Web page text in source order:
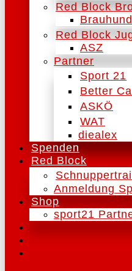
Red Block
Brauhund
Red Block
ASZ
Partner
Sport 21
Better
ASKÖ
WAT
diealex
Spenden
Red Block
Anmeldung
Shop
sport21